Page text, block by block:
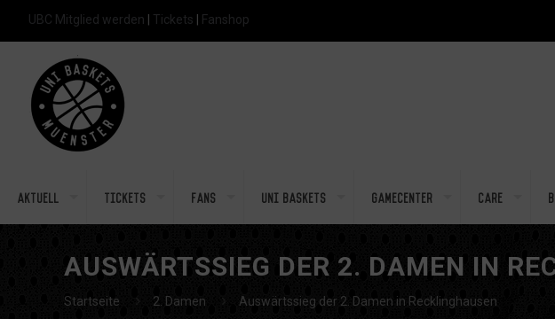
UBC Mitglied werden Tickets Fanshop
Aktuell Tickets Fans Uni Baskets Gamecenter Care
AUSWÄRTSSIEG DER 2. DAMEN IN
Startseite 2. Damen Auswärtssieg der 2. Damen in Recklinghausen